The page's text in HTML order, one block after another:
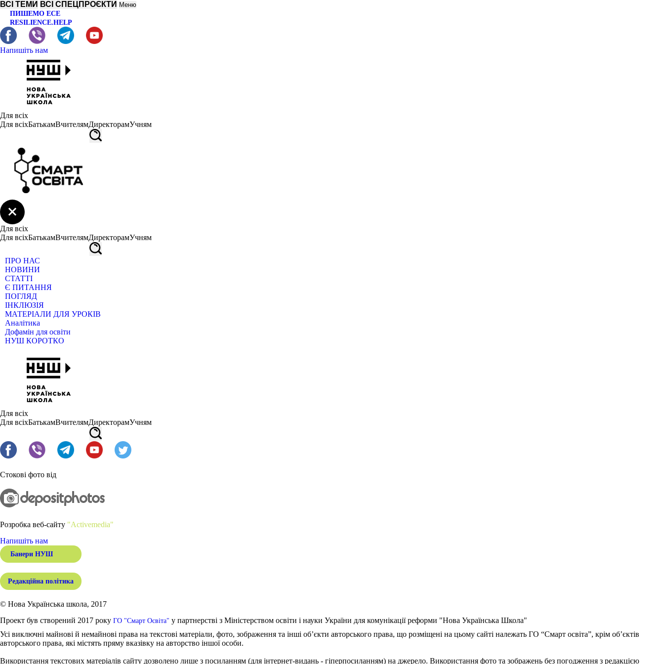
ВСІ ТЕМИ ВСІ СПЕЦПРОЄКТИ Меню
ПИШЕМО ЕСЕ
RESILIENCE.HELP
Напишіть нам
Для всіх
Для всіхБатькамВчителямДиректорамУчням
Для всіх
Для всіхБатькамВчителямДиректорамУчням
ПРО НАС
НОВИНИ
СТАТТІ
Є ПИТАННЯ
ПОГЛЯД
ІНКЛЮЗІЯ
МАТЕРІАЛИ ДЛЯ УРОКІВ
Аналітика
Дофамін для освіти
НУШ КОРОТКО
Для всіх
Для всіхБатькамВчителямДиректорамУчням
Стокові фото від
Розробка веб-сайту "Activemedia"
Напишіть нам
Банери НУШ
Редакційна політика
© Нова Українська школа, 2017
Проект був створений 2017 року ГО "Смарт Освіта" у партнерстві з Міністерством освіти і науки України для комунікації реформи "Нова Українська Школа"
Усі виключні майнові й немайнові права на текстові матеріали, фото, зображення та інші об’єкти авторського права, що розміщені на цьому сайті належать ГО “Смарт освіта”, крім об’єктів
авторського права, які містять пряму вказівку на авторство іншої особи.
Використання текстових матеріалів сайту дозволено лише з посиланням (для інтернет-видань - гіперпосиланням) на джерело. Використання фото та зображень без погодження з редакцією